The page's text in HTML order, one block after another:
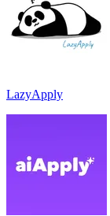
LazyApply